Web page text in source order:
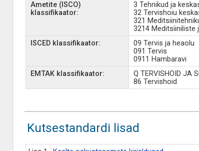
Ametite (ISCO)
klassifikaator:
3 Tehnikud ja
32 Tervishoiu
321
3214 Meditsiiniliste
ISCED klassifikaator:
09 Tervis ja heaolu
091 Tervis
0911 Hambaravi
EMTAK klassifikaator:
Q TERVISHOID JA
86 Tervishoid
Kutsestandardi lisad